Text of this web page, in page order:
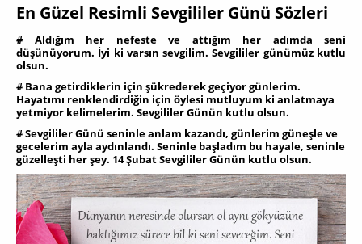
En Güzel Resimli Sevgililer Günü Sözleri
# Aldığım her nefeste ve attığım her adımda seni
düşünüyorum. İyi ki varsın sevgilim. Sevgililer günümüz kutlu
olsun.
# Bana getirdiklerin için şükrederek geçiyor günlerim.
Hayatımı renklendirdiğin için öylesi mutluyum ki anlatmaya
yetmiyor kelimelerim. Sevgililer Günün kutlu olsun.
# Sevgililer Günü seninle anlam kazandı, günlerim güneşle ve
gecelerim ayla aydınlandı. Seninle başladım bu hayale, seninle
güzelleşti her şey. 14 Şubat Sevgililer Günün kutlu olsun.